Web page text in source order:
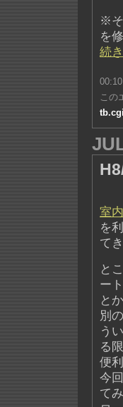
※そ
を
続
この
室
を
て
と
ー
とか
別
う
る
便
今
て